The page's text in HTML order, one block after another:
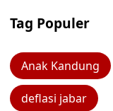
Tag Populer
Anak Kandung
deflasi jabar